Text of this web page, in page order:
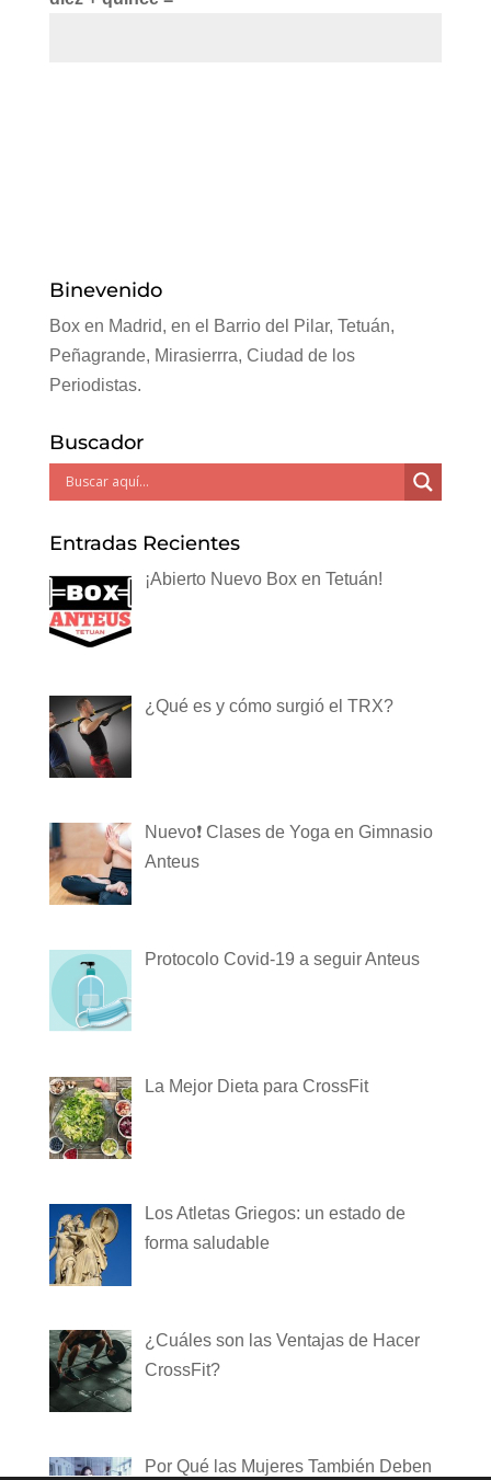
Binevenido
Box en Madrid, en el Barrio del Pilar, Tetuán,
Peñagrande, Mirasierrra, Ciudad de los
Periodistas.
Buscador
Entradas Recientes
¡Abierto Nuevo Box en Tetuán!
¿Qué es y cómo surgió el TRX?
Nuevo❗️ Clases de Yoga en Gimnasio
Anteus
Protocolo Covid-19 a seguir Anteus
La Mejor Dieta para CrossFit
Los Atletas Griegos: un estado de
forma saludable
¿Cuáles son las Ventajas de Hacer
CrossFit?
Por Qué las Mujeres También Deben